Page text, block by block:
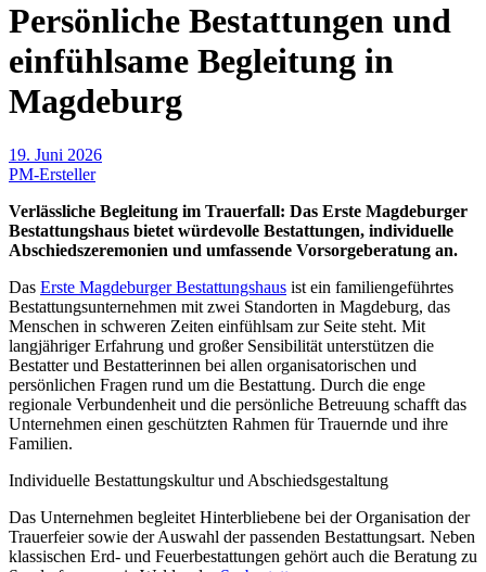
Persönliche Bestattungen und
einfühlsame Begleitung in
Magdeburg
19. Juni 2026
PM-Ersteller
Verlässliche Begleitung im Trauerfall: Das Erste Magdeburger
Bestattungshaus bietet würdevolle Bestattungen, individuelle
Abschiedszeremonien und umfassende Vorsorgeberatung an.
Das Erste Magdeburger Bestattungshaus ist ein familiengeführtes
Bestattungsunternehmen mit zwei Standorten in Magdeburg, das
Menschen in schweren Zeiten einfühlsam zur Seite steht. Mit
langjähriger Erfahrung und großer Sensibilität unterstützen die
Bestatter und Bestatterinnen bei allen organisatorischen und
persönlichen Fragen rund um die Bestattung. Durch die enge
regionale Verbundenheit und die persönliche Betreuung schafft das
Unternehmen einen geschützten Rahmen für Trauernde und ihre
Familien.
Individuelle Bestattungskultur und Abschiedsgestaltung
Das Unternehmen begleitet Hinterbliebene bei der Organisation der
Trauerfeier sowie der Auswahl der passenden Bestattungsart. Neben
klassischen Erd- und Feuerbestattungen gehört auch die Beratung zu